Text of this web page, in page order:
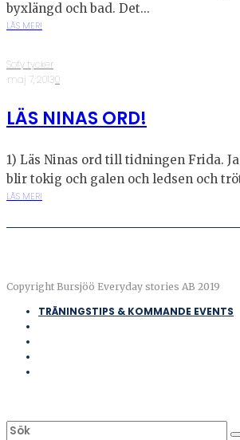
byxlängd och bad. Det...
LÄS MER!
Sofy tycker
·maj 7, 2013·0
LÄS NINAS ORD!
1) Läs Ninas ord till tidningen Frida.
blir tokig och galen och ledsen och
LÄS MER!
Copyright Bursjöö Everyday stories AB 2019
TRÄNINGSTIPS & KOMMANDE EVENTS